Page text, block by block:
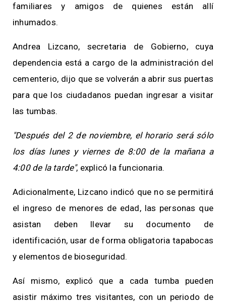
familiares y amigos de quienes están allí
inhumados.
Andrea Lizcano, secretaria de Gobierno, cuya
dependencia está a cargo de la administración del
cementerio, dijo que se volverán a abrir sus puertas
para que los ciudadanos puedan ingresar a visitar
las tumbas.
"Después del 2 de noviembre, el horario será sólo
los días lunes y viernes de 8:00 de la mañana a
4:00 de la tarde", explicó la funcionaria.
Adicionalmente, Lizcano indicó que no se permitirá
el ingreso de menores de edad, las personas que
asistan deben llevar su documento de
identificación, usar de forma obligatoria tapabocas
y elementos de bioseguridad.
Así mismo, explicó que a cada tumba pueden
asistir máximo tres visitantes, con un periodo de